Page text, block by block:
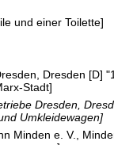
und einer Toilette]
Dresden [D]
Stadt]
Dresden,
Umkleidewagen]
Minden e. V.,